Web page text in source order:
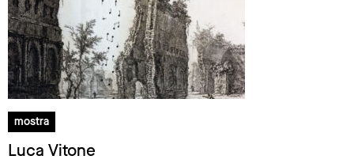
mostra
Luca Vitone